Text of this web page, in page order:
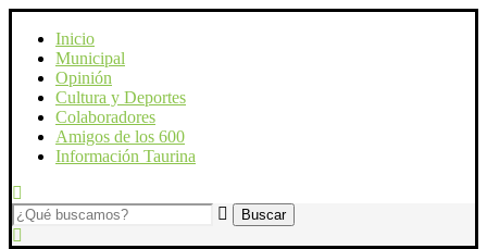
Inicio
Municipal
Opinión
Cultura y Deportes
Colaboradores
Amigos de los 600
Información Taurina